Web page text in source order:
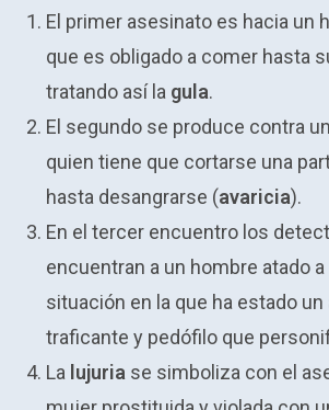
El primer asesinato es hacia un
que es obligado a comer hasta
tratando así la gula.
El segundo se produce contra
quien tiene que cortarse una
hasta desangrarse (avaricia).
En el tercer encuentro los
encuentran a un hombre atado a
situación en la que ha estado un
traficante y pedófilo que
La lujuria se simboliza con el